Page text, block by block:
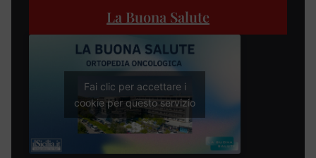
La Buona Salute
Fai clic per accettare i
cookie per questo servizio